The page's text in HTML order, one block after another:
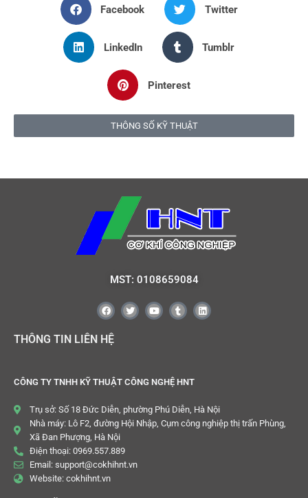
Facebook Twitter
LinkedIn Tumblr
Pinterest
THÔNG SỐ KỸ THUẬT
MST: 0108659084
THÔNG TIN LIÊN HỆ
CÔNG TY TNHH KỸ THUẬT CÔNG NGHỆ HNT
Trụ sở: Số 18 Đức Diễn, phường Phú Diễn, Hà Nội
Nhà máy: Lô F2, đường Hội Nhập, Cụm công nghiệp thị trấn Phùng,
Xã Đan Phượng, Hà Nội
Điện thoại: 0969.557.889
Email: support@cokhihnt.vn
Website: cokhihnt.vn